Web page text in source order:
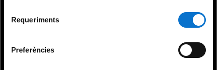
consultar laPolítica de galetes del lloc web de la
Requeriments
Preferències